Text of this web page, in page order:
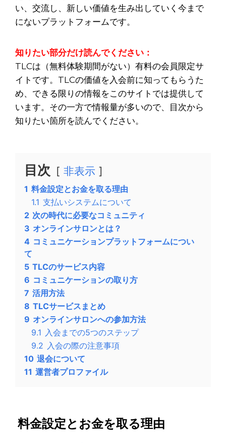
い、交流し、新しい価値を生み出していく今まで
にないプラットフォームです。
知りたい部分だけ読んでください：
TLCは（無料体験期間がない）有料の会員限定サ
イトです。TLCの価値を入会前に知ってもらうた
め、できる限りの情報をこのサイトでは提供して
います。その一方で情報量が多いので、目次から
知りたい箇所を読んでください。
目次 非表示
1 料金設定とお金を取る理由
1.1 支払いシステムについて
2 次の時代に必要なコミュニティ
3 オンラインサロンとは？
4 コミュニケーションプラットフォームについ
て
5 TLCのサービス内容
6 コミュニケーションの取り方
7 活用方法
8 TLCサービスまとめ
9 オンラインサロンへの参加方法
9.1 入会までの5つのステップ
9.2 入会の際の注意事項
10 退会について
11 運営者プロファイル
料金設定とお金を取る理由